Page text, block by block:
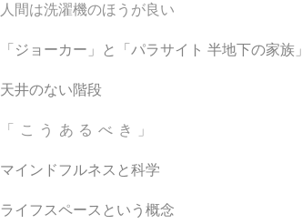
人間は洗濯機のほうが良い
「ジョーカー」と「パラサイト 半地下の家族」
天井のない階段
「こうあるべき」
マインドフルネスと科学
ライフスペースという概念